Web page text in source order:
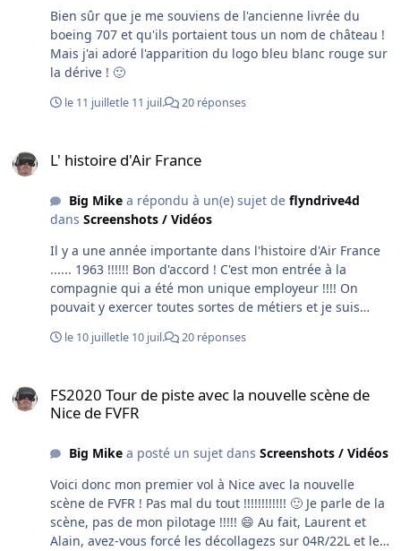
Bien sûr que je me souviens de l'ancienne livrée du
boeing 707 et qu'ils portaient tous un nom de château !
Mais j'ai adoré l'apparition du logo bleu blanc rouge sur
la dérive ! 🙂
le 11 juilletle 11 juil. 20 réponses
L' histoire d'Air France
Big Mikea répondu à un(e) sujet de flyndrive4d
dans Screenshots / Vidéos
Il y a une année importante dans l'histoire d'Air France
...... 1963 !!!!!! Bon d'accord ! C'est mon entrée à la
compagnie qui a été mon unique employeur !!!! On
pouvait y exercer toutes sortes de métiers et je suis
des études au CNAM ! Malgré tous les coups bas y
citron ! Surtout à partir des années 80 ! Et elle a survécu
!!!!! Nous étions fiers de lui appartenir ! Lors de nos
que nous appelions "la crevette" avec beaucoup
d'émotion ! C'était notre signe de reconnaissance ! A
partir de la Caravelle et du B707 j'ai volé dans tous les
avions (dont trois fois en concorde) sauf l'Airbus 380
arrivé après mon départ à la retraite ! Longtemps Air
le 10 juilletle 10 juil. 20 réponses
FS2020 Tour de piste avec la nouvelle scène de
Nice de FVFR
Big Mikea posté un sujet dans Screenshots / Vidéos
Voici donc mon premier vol à Nice avec la nouvelle
scène de FVFR ! Pas mal du tout !!!!!!!!!!!! 🙂 Je parle de la
scène, pas de mon pilotage !!!!! 😄 Au fait, Laurent et
Alain, avez-vous forcé les décollagezs sur 04R/22L et les